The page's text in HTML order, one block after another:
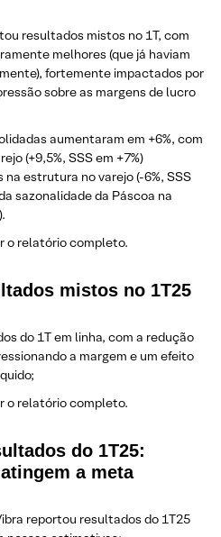
resultados mistos no 1T, com
melhores (que já haviam
fortemente impactados por
sobre as margens de lucro
aumentaram em +6%, com
(+9,5%, SSS em +7%)
estrutura no varejo (-6%, SSS
sazonalidade da Páscoa na
o relatório completo.
mistos no 1T25
do 1T em linha, com a redução
a margem e um efeito
o relatório completo.
do 1T25:
a meta
reportou resultados do 1T25